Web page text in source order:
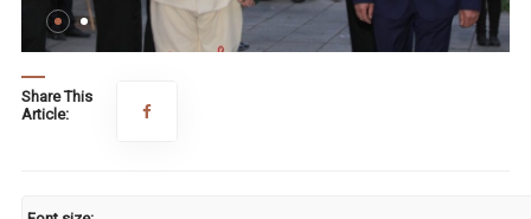
Share This
Article: